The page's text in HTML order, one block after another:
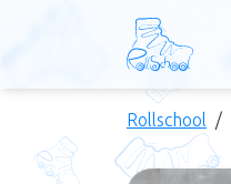
Rollschool